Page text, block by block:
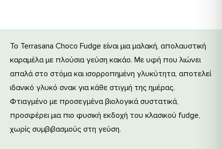
Το Terrasana Choco Fudge είναι μια μαλακή, απολαυστική
καραμέλα με πλούσια γεύση κακάο. Με υφή που λιώνει
απαλά στο στόμα και ισορροπημένη γλυκύτητα, αποτελεί
ιδανικό γλυκό σνακ για κάθε στιγμή της ημέρας.
Φτιαγμένο με προσεγμένα βιολογικά συστατικά,
προσφέρει μια πιο φυσική εκδοχή του κλασικού fudge,
χωρίς συμβιβασμούς στη γεύση.